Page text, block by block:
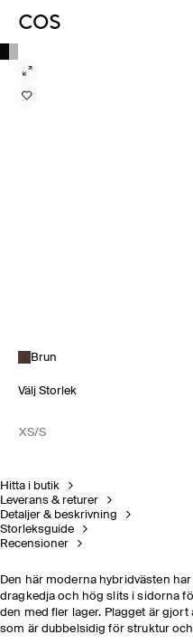
Brun
Välj Storlek
XS/S
Hitta i butik
Leverans & returer
Detaljer & beskrivning
Storleksguide
Recensioner
Den här moderna hybridvästen
dragkedja och hög slits i sidorna
den med fler lager. Plagget är gjort
som är dubbelsidig för struktur